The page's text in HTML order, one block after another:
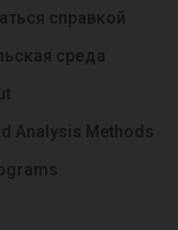
справкой
среда
Analysis Methods